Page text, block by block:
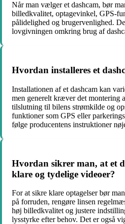
Når man vælger et dashcam, bør
billedkvalitet, optagevinkel, GPS-
pålidelighed og brugervenlighed.
lovgivningen omkring brug af
Hvordan installeres et
Installationen af et dashcam kan
men generelt kræver det montering
tilslutning til bilens strømkilde og
funktioner som GPS eller
følge producentens instruktioner
Hvordan sikrer man, at et
klare og tydelige videoer?
For at sikre klare optagelser bør
på forruden, rengøre linsen
høj billedkvalitet og justere
lysstyrke efter behov. Det er også